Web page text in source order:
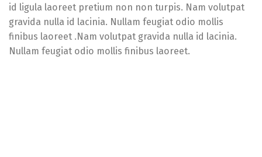
id ligula laoreet pretium non non turpis. Nam volutpat
gravida nulla id lacinia. Nullam feugiat odio mollis
finibus laoreet .Nam volutpat gravida nulla id lacinia.
Nullam feugiat odio mollis finibus laoreet.